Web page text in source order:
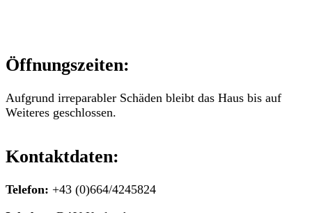
Öffnungszeiten:
Aufgrund irreparabler Schäden bleibt das Haus bis auf
Weiteres geschlossen.
Kontaktdaten:
Telefon: +43 (0)664/4245824